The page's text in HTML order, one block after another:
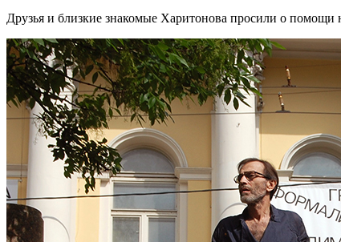
Друзья и близкие знакомые Харитонова просили о